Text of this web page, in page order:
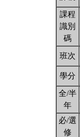
課程
識別
碼
班次
學分
全/半
年
必/選
修